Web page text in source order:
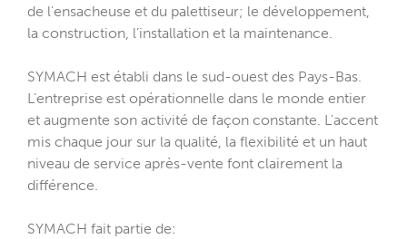
de l'ensacheuse et du palettiseur; le développement,
la construction, l’installation et la maintenance.
SYMACH est établi dans le sud-ouest des Pays-Bas.
L’entreprise est opérationnelle dans le monde entier
et augmente son activité de façon constante. L'accent
mis chaque jour sur la qualité, la flexibilité et un haut
niveau de service après-vente font clairement la
différence.
SYMACH fait partie de: